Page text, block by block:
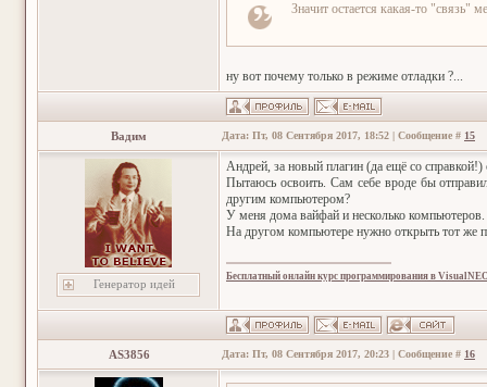
Значит остается какая-то "связь"
ну вот почему только в режиме отладки ?...
Вадим Дата: Пт, 08 Сентября 2017, 18:52 | Сообщение # 15
Генератор идей
Андрей, за новый плагин (да ещё со
Пытаюсь освоить. Сам себе вроде бы
другим компьютером?
У меня дома вайфай и несколько
На другом компьютере нужно открыть тот же
Бесплатный онлайн курс программирования в
AS3856 Дата: Пт, 08 Сентября 2017, 20:23 | Сообщение # 16